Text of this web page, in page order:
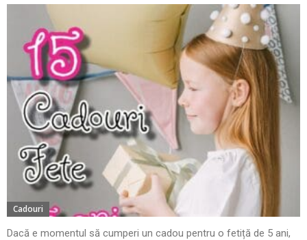
Cadouri
Dacă e momentul să cumperi un cadou pentru o fetiță de 5 ani,